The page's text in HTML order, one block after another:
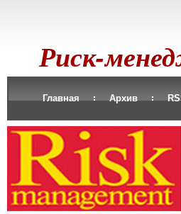
Риск-
Главная Архив